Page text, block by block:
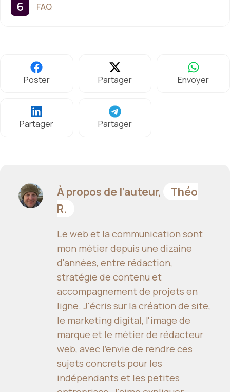
FAQ
Poster Partager Envoyer
Partager Partager
À propos de l’auteur,
Théo
R.
Le web et la communication sont
mon métier depuis une dizaine
d'années, entre rédaction,
stratégie de contenu et
accompagnement de projets en
ligne. J'écris sur la création de site,
le marketing digital, l'image de
marque et le métier de rédacteur
web, avec l'envie de rendre ces
sujets concrets pour les
indépendants et les petites